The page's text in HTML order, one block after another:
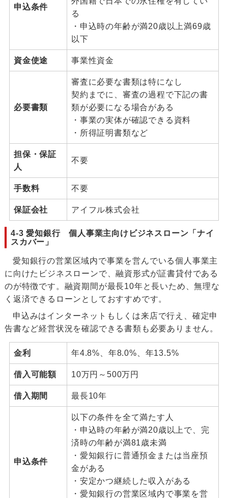
申込条件
る
・申込時の年齢が満20歳以上満69歳
以下
資金使途 事業性資金
必要書類
審査に必要な書類は特になし
契約までに、審査の過程で下記の書
類が必要になる場合がある
・事業の実体が確認できる資料
・所得証明書類など
担保・保証
人
不要
手数料 不要
保証会社 アイフル株式会社
4-3 愛知銀行 個人事業主向けビジネスローン「ナイ
スカバー」
愛知銀行の営業区域内で事業を営んでいる個人事業主
に向けたビジネスローンで、融資形式が証書貸付である
のが特徴です。融資期間が最長10年と長いため、無理な
く返済できるローンとしておすすめです。
申込みはインターネットもしくは来店で行え、確定申
告書など経営状況を確認できる書類も必要ありません。
金利 年4.8%、年8.0%、年13.5%
借入可能額 10万円～500万円
借入期間 最長10年
申込条件
以下の条件を全て満たす人
・申込時の年齢が満20歳以上で、完
済時の年齢が満81歳未満
・愛知銀行に普通預金または当座預
金がある
・安定かつ継続した収入がある
・愛知銀行の営業区域内で事業を営